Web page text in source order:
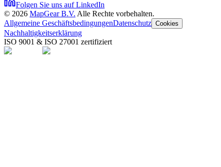
Folgen Sie uns auf LinkedIn
© 2026 MapGear B.V. Alle Rechte vorbehalten.
Allgemeine GeschäftsbedingungenDatenschutz Cookies
Nachhaltigkeitserklärung
ISO 9001 & ISO 27001 zertifiziert